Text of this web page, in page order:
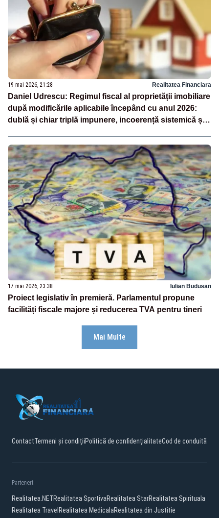
19 mai 2026, 21:28 Realitatea Financiara
Daniel Udrescu: Regimul fiscal al proprietății imobiliare
după modificările aplicabile începând cu anul 2026:
dublă și chiar triplă impunere, incoerență sistemică și
persoana juridică
17 mai 2026, 23:38 Iulian Budusan
Proiect legislativ în premieră. Parlamentul propune
facilități fiscale majore și reducerea TVA pentru tineri
Mai Multe
ContactTermeni și condițiiPolitică de confidențialitateCod de conduită
Parteneri:
Realitatea.NETRealitatea SportivaRealitatea StarRealitatea Spirituala
Realitatea Travel Realitatea MedicalaRealitatea din Justitie